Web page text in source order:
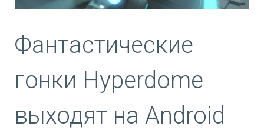
Фантастические
гонки Hyperdome
выходят на Android